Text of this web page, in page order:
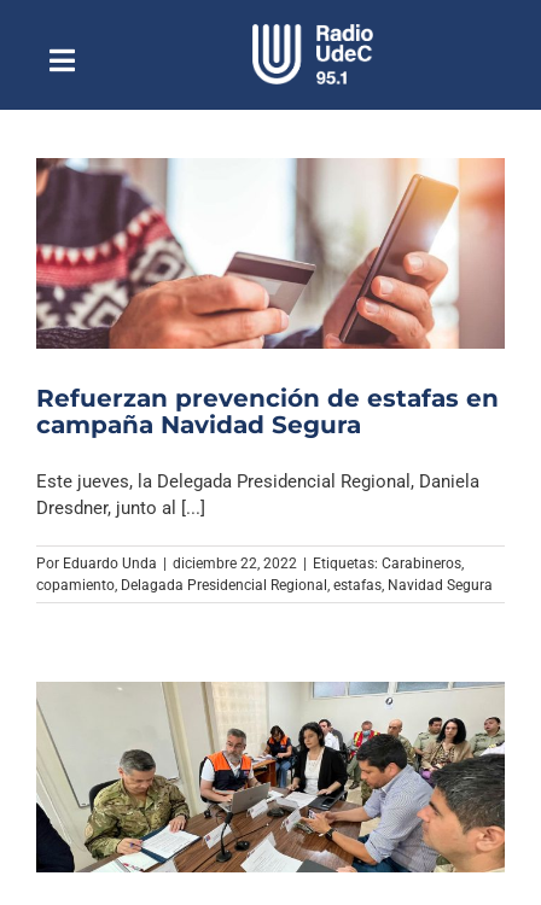
contenidoToggle
NavigationEscuchar Radio UdeC en vivo
Quiénes Somos
Programación
Podcast
Noticias
Columnas
Archivo Sonoro
Refuerzan prevención de estafas en
campaña Navidad Segura
Este jueves, la Delegada Presidencial Regional, Daniela
Dresdner, junto al [...]
Por Eduardo Unda | diciembre 22, 2022 | Etiquetas: Carabineros
copamiento Delagada Presidencial Regional estafas Navidad Segura